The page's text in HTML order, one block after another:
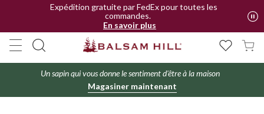
Expédition gratuite par FedEx pour toutes les
commandes.
En savoir plus
Un sapin qui vous donne le sentiment d'être à la maison
Magasiner maintenant